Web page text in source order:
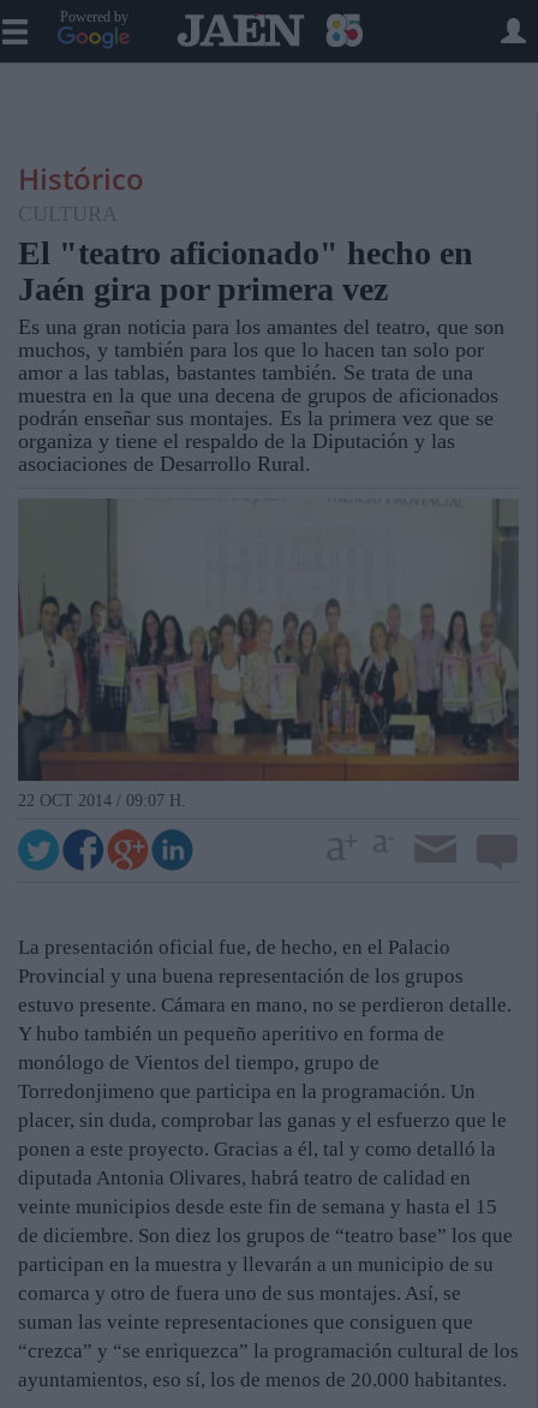
Powered by
Histórico
CULTURA
El "teatro aficionado" hecho en
Jaén gira por primera vez
Es una gran noticia para los amantes del teatro, que son
muchos, y también para los que lo hacen tan solo por
amor a las tablas, bastantes también. Se trata de una
muestra en la que una decena de grupos de aficionados
podrán enseñar sus montajes. Es la primera vez que se
organiza y tiene el respaldo de la Diputación y las
asociaciones de Desarrollo Rural.
22 OCT 2014 / 09:07 H.
La presentación oficial fue, de hecho, en el Palacio
Provincial y una buena representación de los grupos
estuvo presente. Cámara en mano, no se perdieron detalle.
Y hubo también un pequeño aperitivo en forma de
monólogo de Vientos del tiempo, grupo de
Torredonjimeno que participa en la programación. Un
placer, sin duda, comprobar las ganas y el esfuerzo que le
ponen a este proyecto. Gracias a él, tal y como detalló la
diputada Antonia Olivares, habrá teatro de calidad en
veinte municipios desde este fin de semana y hasta el 15
de diciembre. Son diez los grupos de “teatro base” los que
participan en la muestra y llevarán a un municipio de su
comarca y otro de fuera uno de sus montajes. Así, se
suman las veinte representaciones que consiguen que
“crezca” y “se enriquezca” la programación cultural de los
ayuntamientos, eso sí, los de menos de 20.000 habitantes.